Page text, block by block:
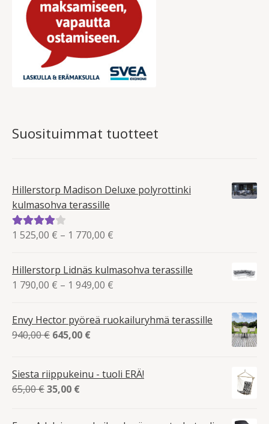
Suosituimmat tuotteet
Hillerstorp Madison Deluxe polyrottinki
kulmasohva terassille
Arvostelu
4.00
1 525,00 € – 1 770,00 €
525,00 €
Hillerstorp Lidnäs kulmasohva terassille
1 790,00 € – 1 949,00 €
790,00 €
Envy Hector pyöreä ruokailuryhmä terassille
940,00€ Alkuperäinen
940,00 €.
645,00 €Nykyinen
645,00 €.
Siesta riippukeinu - tuoli ERÄ!
65,00€Alkuperäinen
35,00 €Nykyinen